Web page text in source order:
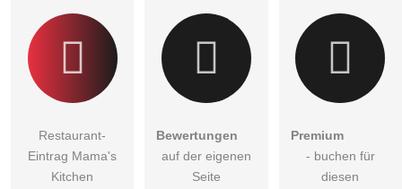
Restaurant-
Eintrag Mama's
Kitchen
Bewertungen
auf der eigenen
Seite
Premium
- buchen für
diesen